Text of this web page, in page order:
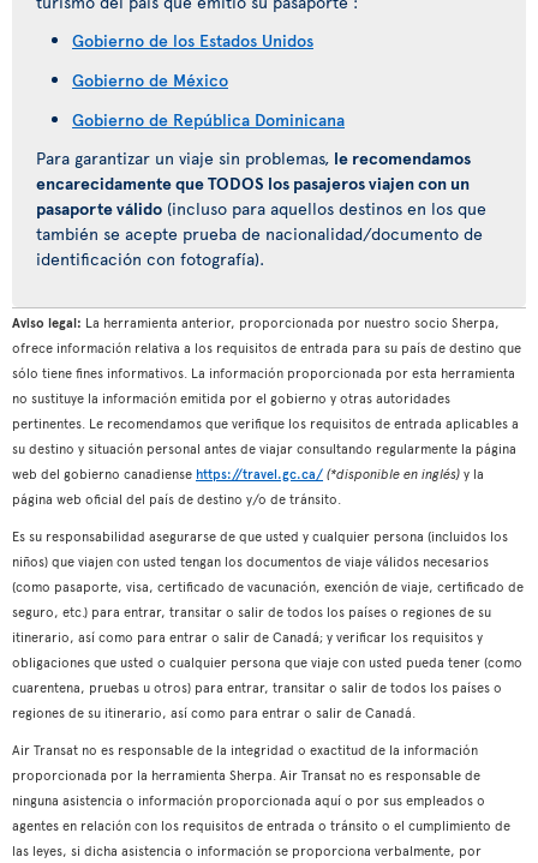
Gobierno de los Estados Unidos
Gobierno de México
Gobierno de República Dominicana
Para garantizar un viaje sin problemas, le recomendamos
encarecidamente que TODOS los pasajeros viajen con un
pasaporte válido (incluso para aquellos destinos en los que
también se acepte prueba de nacionalidad/documento de
identificación con fotografía).
Aviso legal: La herramienta anterior, proporcionada por nuestro socio Sherpa,
ofrece información relativa a los requisitos de entrada para su país de destino que
sólo tiene fines informativos. La información proporcionada por esta herramienta
no sustituye la información emitida por el gobierno y otras autoridades
pertinentes. Le recomendamos que verifique los requisitos de entrada aplicables a
su destino y situación personal antes de viajar consultando regularmente la página
web del gobierno canadiense https://travel.gc.ca/ (*disponible en inglés) y la
página web oficial del país de destino y/o de tránsito.
Es su responsabilidad asegurarse de que usted y cualquier persona (incluidos los
niños) que viajen con usted tengan los documentos de viaje válidos necesarios
(como pasaporte, visa, certificado de vacunación, exención de viaje, certificado de
seguro, etc.) para entrar, transitar o salir de todos los países o regiones de su
itinerario, así como para entrar o salir de Canadá; y verificar los requisitos y
obligaciones que usted o cualquier persona que viaje con usted pueda tener (como
cuarentena, pruebas u otros) para entrar, transitar o salir de todos los países o
regiones de su itinerario, así como para entrar o salir de Canadá.
Air Transat no es responsable de la integridad o exactitud de la información
proporcionada por la herramienta Sherpa. Air Transat no es responsable de
ninguna asistencia o información proporcionada aquí o por sus empleados o
agentes en relación con los requisitos de entrada o tránsito o el cumplimiento de
las leyes, si dicha asistencia o información se proporciona verbalmente, por